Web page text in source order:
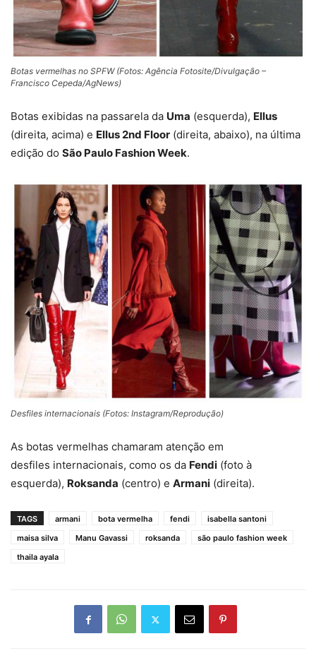
Botas vermelhas no SPFW (Fotos: Agência Fotosite/Divulgação –
Francisco Cepeda/AgNews)
Botas exibidas na passarela da Uma (esquerda), Ellus
(direita, acima) e Ellus 2nd Floor (direita, abaixo), na última
edição do São Paulo Fashion Week.
Desfiles internacionais (Fotos: Instagram/Reprodução)
As botas vermelhas chamaram atenção em
desfiles internacionais, como os da Fendi (foto à
esquerda), Roksanda (centro) e Armani (direita).
TAGS armani bota vermelha fendi
isabella santoni
maisa silva
Manu Gavassi roksanda
são paulo fashion week
thaila ayala